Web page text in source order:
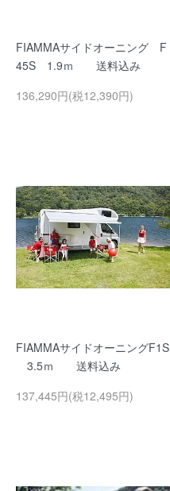
FIAMMAサイドオーニング F
45S 1.9ｍ 送料込み
136,290円(税12,390円)
FIAMMAサイドオーニングF1S
3.5ｍ 送料込み
137,445円(税12,495円)